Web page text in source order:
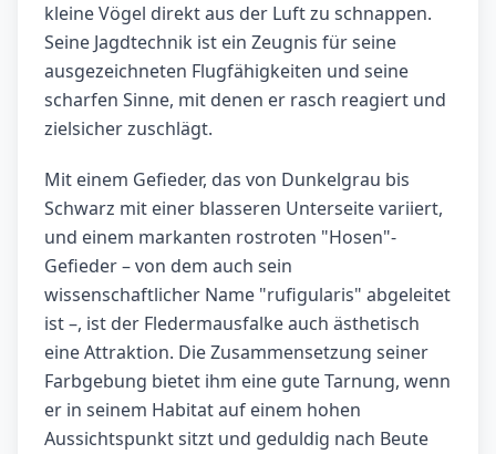
kleine Vögel direkt aus der Luft zu schnappen.
Seine Jagdtechnik ist ein Zeugnis für seine
ausgezeichneten Flugfähigkeiten und seine
scharfen Sinne, mit denen er rasch reagiert und
zielsicher zuschlägt.
Mit einem Gefieder, das von Dunkelgrau bis
Schwarz mit einer blasseren Unterseite variiert,
und einem markanten rostroten "Hosen"-
Gefieder – von dem auch sein
wissenschaftlicher Name "rufigularis" abgeleitet
ist –, ist der Fledermausfalke auch ästhetisch
eine Attraktion. Die Zusammensetzung seiner
Farbgebung bietet ihm eine gute Tarnung, wenn
er in seinem Habitat auf einem hohen
Aussichtspunkt sitzt und geduldig nach Beute